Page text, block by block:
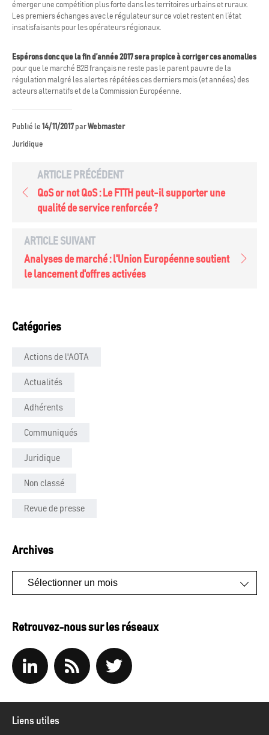
émerger une compétition plus forte dans les territoires urbains et ruraux.
Les premiers échanges avec le régulateur sur ce volet restent en l’état
insatisfaisants pour les opérateurs régionaux.
Espérons donc que la fin d’année 2017 sera propice à corriger ces anomalies
pour que le marché B2B français ne reste pas le parent pauvre de la
régulation malgré les alertes répétées ces derniers mois (et années) des
acteurs alternatifs et de la Commission Européenne.
Publié le 14/11/2017 parWebmaster
Juridique
ARTICLE PRÉCÉDENT
QoS or not QoS : Le FTTH peut-il supporter une
qualité de service renforcée ?
ARTICLE SUIVANT
Analyses de marché : l'Union Européenne soutient
le lancement d'offres activées
Catégories
Actions de l'AOTA
Actualités
Adhérents
Communiqués
Juridique
Non classé
Revue de presse
Archives
Retrouvez-nous sur les réseaux
Liens utiles